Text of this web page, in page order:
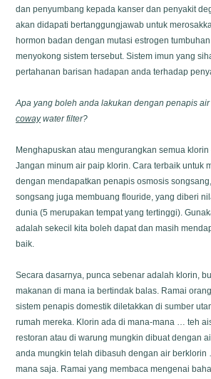
dan penyumbang kepada kanser dan penyakit
akan didapati bertanggungjawab untuk
hormon badan dengan mutasi estrogen
menyokong sistem tersebut. Sistem imun yang
pertahanan barisan hadapan anda terhadap
Apa yang boleh anda lakukan dengan penapis air
cowaywater filter?
Menghapuskan atau mengurangkan semua klorin
Jangan minum air paip klorin. Cara terbaik untuk
dengan mendapatkan penapis osmosis
songsang juga membuang flouride, yang diberi
dunia (5 merupakan tempat yang tertinggi).
adalah sekecil kita boleh dapat dan masih
baik.
Secara dasarnya, punca sebenar adalah klorin,
makanan di mana ia bertindak balas. Ramai
sistem penapis domestik diletakkan di sumber
rumah mereka. Klorin ada di mana-mana … teh
restoran atau di warung mungkin dibuat dengan
anda mungkin telah dibasuh dengan air
mana saja. Ramai yang membaca mengenai